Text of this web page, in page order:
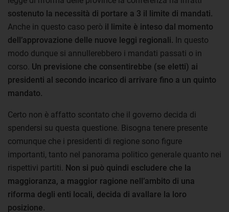
sostenuto la necessità di portare a 3 il limite di mandati.
Anche in questo caso però il limite è inteso dal momento
dell’approvazione delle nuove leggi regionali. In questo
modo dunque si annullerebbero i mandati passati o in
corso. Un previsione che consentirebbe (se eletti) ai
presidenti al secondo incarico di arrivare fino a un quinto
mandato.
Certo non è affatto scontato che il governo decida di
spendersi su questa questione. Bisogna tenere presente
comunque che i presidenti di regione sono figure
importanti, tanto nel panorama politico generale quanto nei
rispettivi partiti. Non si può quindi escludere che la
maggioranza, a maggior ragione nell’ambito di una
riforma degli enti locali, decida di avallare la loro
posizione.